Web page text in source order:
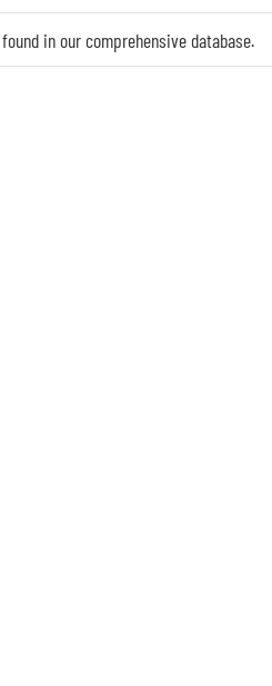
in our comprehensive database.